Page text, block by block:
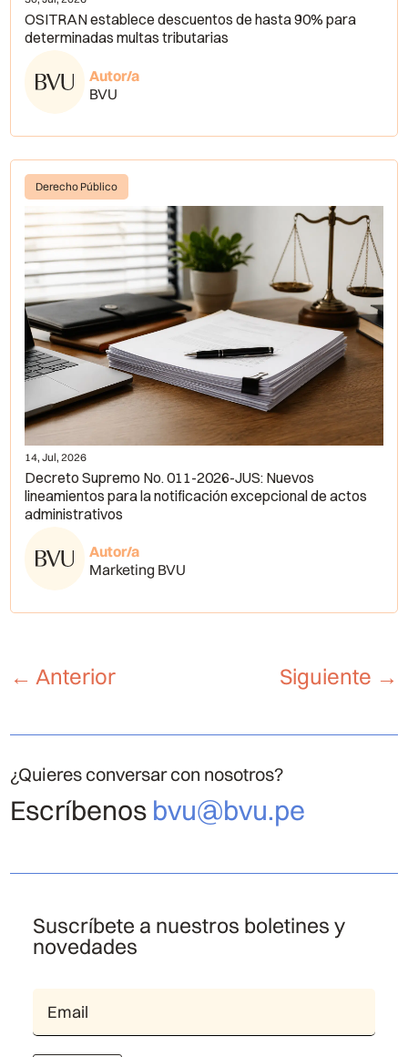
OSITRAN establece descuentos de hasta 90% para
determinadas multas tributarias
Autor/a
BVU
Derecho Público
14, Jul, 2026
Decreto Supremo No. 011-2026-JUS: Nuevos
lineamientos para la notificación excepcional de actos
administrativos
Autor/a
Marketing BVU
←Anterior Siguiente →
¿Quieres conversar con nosotros?
Escríbenos bvu@bvu.pe
Suscríbete a nuestros boletines y
novedades